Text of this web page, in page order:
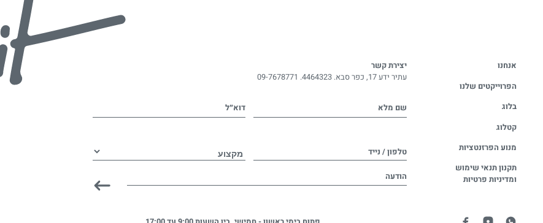
יצירת קשר
עתיר ידע 17, כפר סבא. 4464323.
09-7678771
שם מלא דוא״ל
טלפון / נייד
הודעה
אנחנו
הפרוייקטים שלנו
בלוג
קטלוג
מנוע הפרזנטציות
תקנון תנאי שימוש
ומדיניות פרטיות